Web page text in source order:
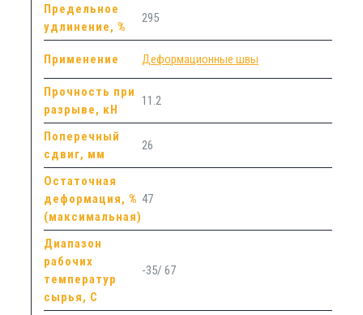
Предельное
удлинение, %
295
Применение Деформационные швы
Прочность при
разрыве, кН
11.2
Поперечный
сдвиг, мм
26
Остаточная
деформация, %
(максимальная)
47
Диапазон
рабочих
температур
сырья, С
-35/ 67